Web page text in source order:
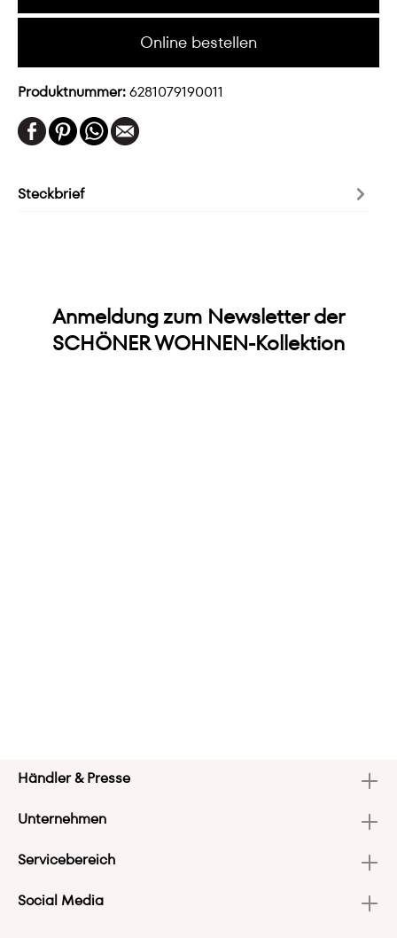
Online bestellen
Produktnummer:6281079190011
Steckbrief
Anmeldung zum Newsletter der
SCHÖNER WOHNEN-Kollektion
Händler & Presse
Unternehmen
Servicebereich
Social Media